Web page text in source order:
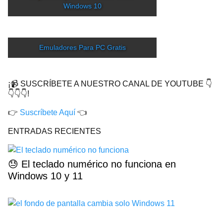
Windows 10
Emuladores Para PC Gratis
¡📹 SUSCRÍBETE A NUESTRO CANAL DE YOUTUBE 👇
👇👇👇!
👉 Suscríbete Aquí 👈
ENTRADAS RECIENTES
😓 El teclado numérico no funciona en
Windows 10 y 11